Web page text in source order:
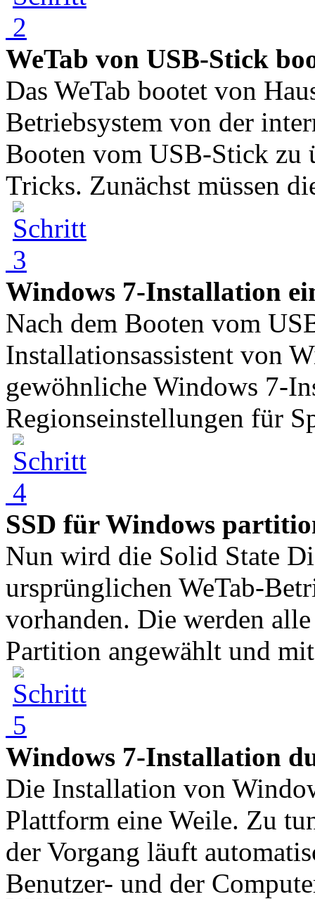
WeTab von USB-Stick
Das WeTab bootet von
Betriebsystem von der
Booten vom USB-Stick zu
Tricks. Zunächst müssen
Windows 7-Installation
Nach dem Booten vom
Installationsassistent von
gewöhnliche Windows 7-
Regionseinstellungen für
SSD für Windows
Nun wird die Solid State
ursprünglichen WeTab-
vorhanden. Die werden
Partition angewählt und
Windows 7-Installation
Die Installation von
Plattform eine Weile. Zu
der Vorgang läuft
Benutzer- und der